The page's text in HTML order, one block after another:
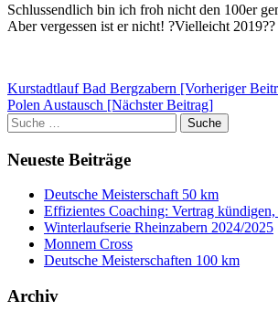
Schlussendlich bin ich froh nicht den 100er
Aber vergessen ist er nicht! ?Vielleicht 2019??
Beitrags-
Navigation
Kurstadtlauf Bad Bergzabern [Vorheriger
Polen Austausch [Nächster Beitrag]
Suche
nach:
Suche
Neueste Beiträge
Deutsche Meisterschaft 50 km
Effizientes Coaching: Vertrag kündigen,
Winterlaufserie Rheinzabern 2024/2025
Monnem Cross
Deutsche Meisterschaften 100 km
Archiv